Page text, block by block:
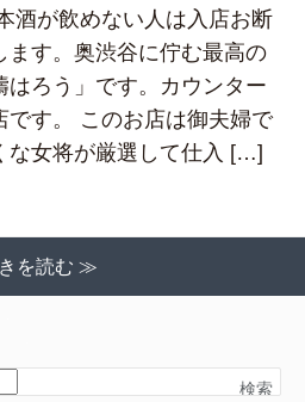
酒が飲めない人は入店お断
ます。奥渋谷に佇む最高の
はろう」です。カウンター
です。 このお店は御夫婦で
な女将が厳選して仕入 […]
を読む ≫
検索